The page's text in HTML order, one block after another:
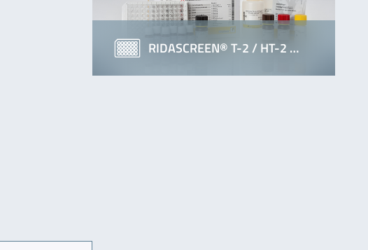
RIDASCREEN® T-2 / HT-2 …